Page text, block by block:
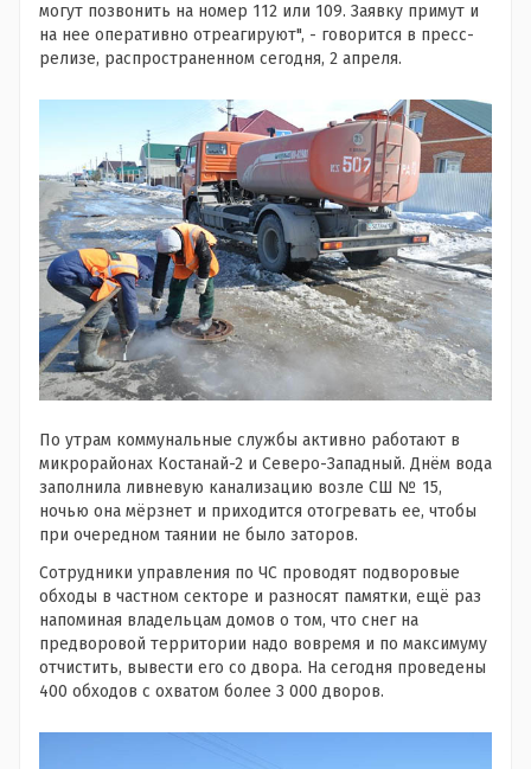
могут позвонить на номер 112 или 109. Заявку примут и
на нее оперативно отреагируют", - говорится в пресс-
релизе, распространенном сегодня, 2 апреля.
По утрам коммунальные службы активно работают в
микрорайонах Костанай-2 и Северо-Западный. Днём вода
заполнила ливневую канализацию возле СШ № 15,
ночью она мёрзнет и приходится отогревать ее, чтобы
при очередном таянии не было заторов.
Сотрудники управления по ЧС проводят подворовые
обходы в частном секторе и разносят памятки, ещё раз
напоминая владельцам домов о том, что снег на
предворовой территории надо вовремя и по максимуму
отчистить, вывести его со двора. На сегодня проведены
400 обходов с охватом более 3 000 дворов.